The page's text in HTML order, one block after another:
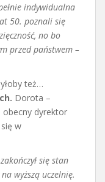
indywidualna
50. poznali się
no bo
przed państwem –
też…
Dorota –
obecny dyrektor
w
się stan
wyższą uczelnię.